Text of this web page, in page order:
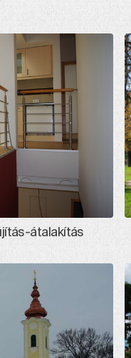
átalakítás